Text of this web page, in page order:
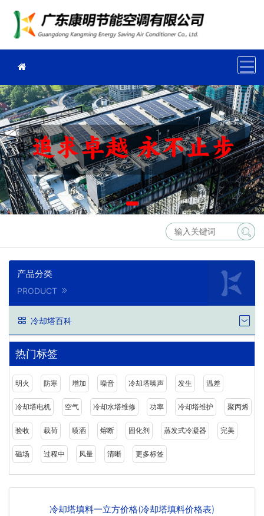
产品分类
PRODUCT
冷却塔百科
热门标签
明火 防寒 增加 噪音 冷却塔噪声 发生 温差
冷却塔电机 空气 冷却水塔维修 功率 冷却塔维护 聚丙烯
验收 载荷 喷洒 熔断 固化剂 蒸发式冷凝器 完美
磁场 过程中 风量 清晰 更多标签
冷却塔填料一立方价格(冷却塔填料价格表)